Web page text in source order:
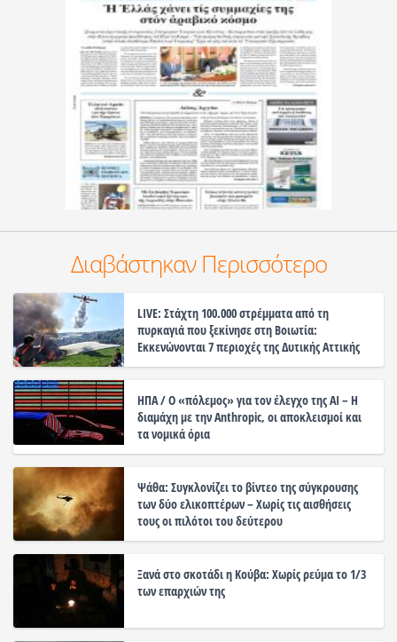
Διαβάστηκαν Περισσότερο
LIVE: Στάχτη 100.000 στρέμματα από τη
πυρκαγιά που ξεκίνησε στη Βοιωτία:
Εκκενώνονται 7 περιοχές της Δυτικής Αττικής
ΗΠΑ / Ο «πόλεμος» για τον έλεγχο της ΑΙ – Η
διαμάχη με την Anthropic, οι αποκλεισμοί και
τα νομικά όρια
Ψάθα: Συγκλονίζει το βίντεο της σύγκρουσης
των δύο ελικοπτέρων – Χωρίς τις αισθήσεις
τους οι πιλότοι του δεύτερου
Ξανά στο σκοτάδι η Κούβα: Χωρίς ρεύμα το 1/3
των επαρχιών της